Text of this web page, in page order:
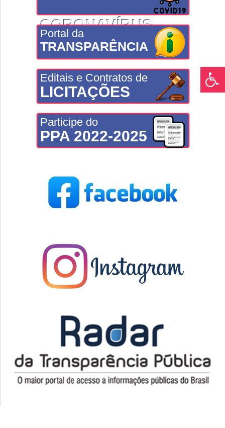
CORONAVÍRUS
Portal da
TRANSPARÊNCIA
Editais e Contratos de
LICITAÇÕES
Participe do
PPA 2022-2025